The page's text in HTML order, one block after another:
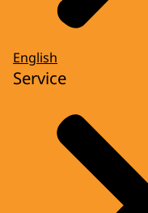
English
Service